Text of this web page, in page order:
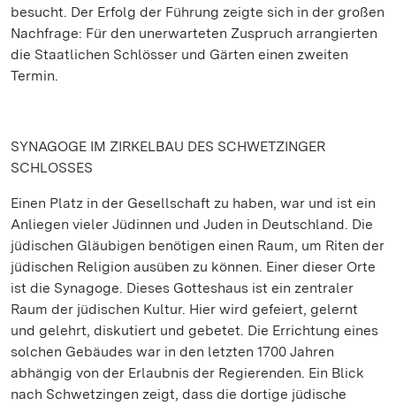
besucht. Der Erfolg der Führung zeigte sich in der großen
Nachfrage: Für den unerwarteten Zuspruch arrangierten
die Staatlichen Schlösser und Gärten einen zweiten
Termin.
SYNAGOGE IM ZIRKELBAU DES SCHWETZINGER
SCHLOSSES
Einen Platz in der Gesellschaft zu haben, war und ist ein
Anliegen vieler Jüdinnen und Juden in Deutschland. Die
jüdischen Gläubigen benötigen einen Raum, um Riten der
jüdischen Religion ausüben zu können. Einer dieser Orte
ist die Synagoge. Dieses Gotteshaus ist ein zentraler
Raum der jüdischen Kultur. Hier wird gefeiert, gelernt
und gelehrt, diskutiert und gebetet. Die Errichtung eines
solchen Gebäudes war in den letzten 1700 Jahren
abhängig von der Erlaubnis der Regierenden. Ein Blick
nach Schwetzingen zeigt, dass die dortige jüdische